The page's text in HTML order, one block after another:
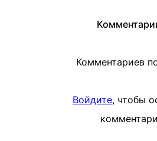
Комментариев
Войдите, чтобы